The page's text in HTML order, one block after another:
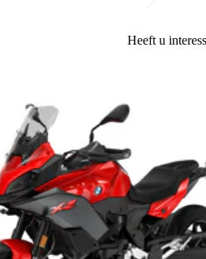
Heeft u